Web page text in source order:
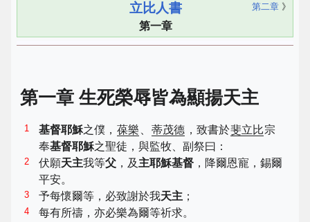
立比人書
第一章
第二章 》
第一章 生死榮辱皆為顯揚天主
1 基督耶穌之僕， 葆樂 、 蒂茂德 ，致書於斐立比宗
奉基督耶穌之聖徒，與監牧、副祭曰：
2 伏願天主我等父 ，及主耶穌基督 ，降爾恩寵，錫爾
平安。
3 予每懷爾等，必致謝於我天主 ；
4 每有所禱，亦必樂為爾等祈求。